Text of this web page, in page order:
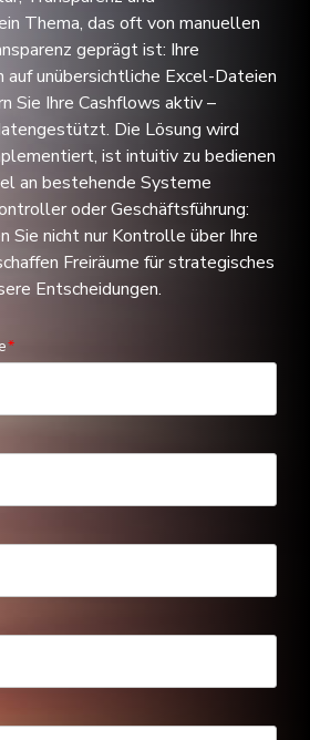
Transparenz und
Thema, das oft von manuellen
geprägt ist: Ihre
auf unübersichtliche Excel-Dateien
Sie Ihre Cashflows aktiv –
Die Lösung wird
ist intuitiv zu bedienen
an bestehende Systeme
oder Geschäftsführung:
Sie nicht nur Kontrolle über Ihre
Freiräume für strategisches
Entscheidungen.
*